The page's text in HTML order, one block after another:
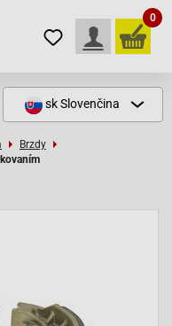
0
skSlovenčina
Brzdy